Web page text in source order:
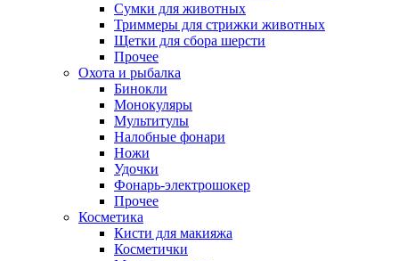
Сумки для животных
Триммеры для стрижки животных
Щетки для сбора шерсти
Прочее
Охота и рыбалка
Бинокли
Монокуляры
Мультитулы
Налобные фонари
Ножи
Удочки
Фонарь-электрошокер
Прочее
Косметика
Кисти для макияжа
Косметички